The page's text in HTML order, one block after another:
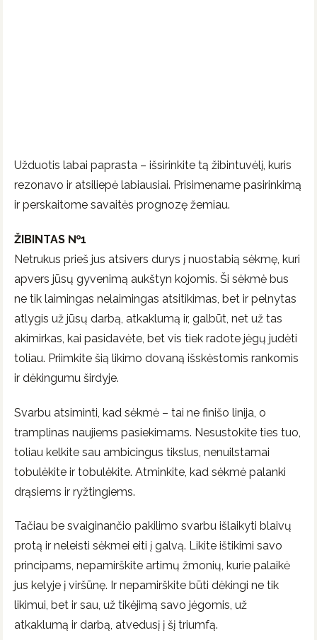
Užduotis labai paprasta – išsirinkite tą žibintuvėlį, kuris
rezonavo ir atsiliepė labiausiai. Prisimename pasirinkimą
ir perskaitome savaitės prognozę žemiau.
ŽIBINTAS №1
Netrukus prieš jus atsivers durys į nuostabią sėkmę, kuri
apvers jūsų gyvenimą aukštyn kojomis. Ši sėkmė bus
ne tik laimingas nelaimingas atsitikimas, bet ir pelnytas
atlygis už jūsų darbą, atkaklumą ir, galbūt, net už tas
akimirkas, kai pasidavėte, bet vis tiek radote jėgų judėti
toliau. Priimkite šią likimo dovaną išskėstomis rankomis
ir dėkingumu širdyje.
Svarbu atsiminti, kad sėkmė – tai ne finišo linija, o
tramplinas naujiems pasiekimams. Nesustokite ties tuo,
toliau kelkite sau ambicingus tikslus, nenuilstamai
tobulėkite ir tobulėkite. Atminkite, kad sėkmė palanki
drąsiems ir ryžtingiems.
Tačiau be svaiginančio pakilimo svarbu išlaikyti blaivų
protą ir neleisti sėkmei eiti į galvą. Likite ištikimi savo
principams, nepamirškite artimų žmonių, kurie palaikė
jus kelyje į viršūnę. Ir nepamirškite būti dėkingi ne tik
likimui, bet ir sau, už tikėjimą savo jėgomis, už
atkaklumą ir darbą, atvedusį į šį triumfą.